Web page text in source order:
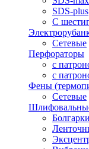
SDS-plus
С
Сетевые
Перфораторы
с
с
Фены
Сетевые